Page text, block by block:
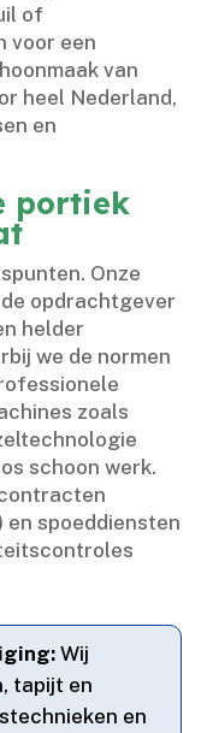
of
voor een
van
heel Nederland,
en
portiek
Onze
opdrachtgever
helder
we de normen
zoals
schoon werk.​
en spoeddiensten
Wij
tapijt en
en